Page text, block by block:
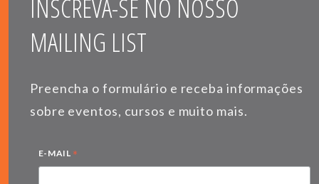
INSCREVA-SE NO NOSSO
MAILING LIST
Preencha o formulário e receba informações
sobre eventos, cursos e muito mais.
E-MAIL *